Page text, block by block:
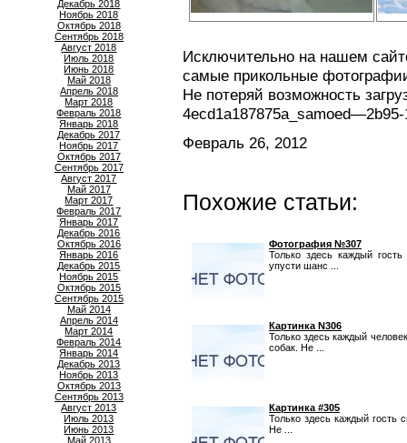
Декабрь 2018
Ноябрь 2018
Октябрь 2018
Сентябрь 2018
Август 2018
Июль 2018
Июнь 2018
Май 2018
Апрель 2018
Март 2018
Февраль 2018
Январь 2018
Декабрь 2017
Ноябрь 2017
Октябрь 2017
Сентябрь 2017
Август 2017
Май 2017
Март 2017
Февраль 2017
Январь 2017
Декабрь 2016
Октябрь 2016
Январь 2016
Декабрь 2015
Ноябрь 2015
Октябрь 2015
Сентябрь 2015
Май 2014
Апрель 2014
Март 2014
Февраль 2014
Январь 2014
Декабрь 2013
Ноябрь 2013
Октябрь 2013
Сентябрь 2013
Август 2013
Июль 2013
Июнь 2013
Май 2013
Исключительно на нашем
самые прикольные
Не потеряй возможность
Февраль 26, 2012
Похожие статьи:
Фотография №307
Только здесь каждый
упусти шанс ...
Картинка N306
Только здесь каждый
собак. Не ...
Картинка #305
Только здесь каждый гость
Не ...